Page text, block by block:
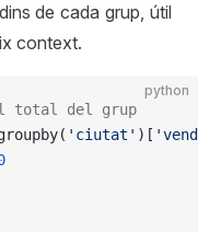
de cada grup, útil
context.
python
total del grup
'ciutat' )[